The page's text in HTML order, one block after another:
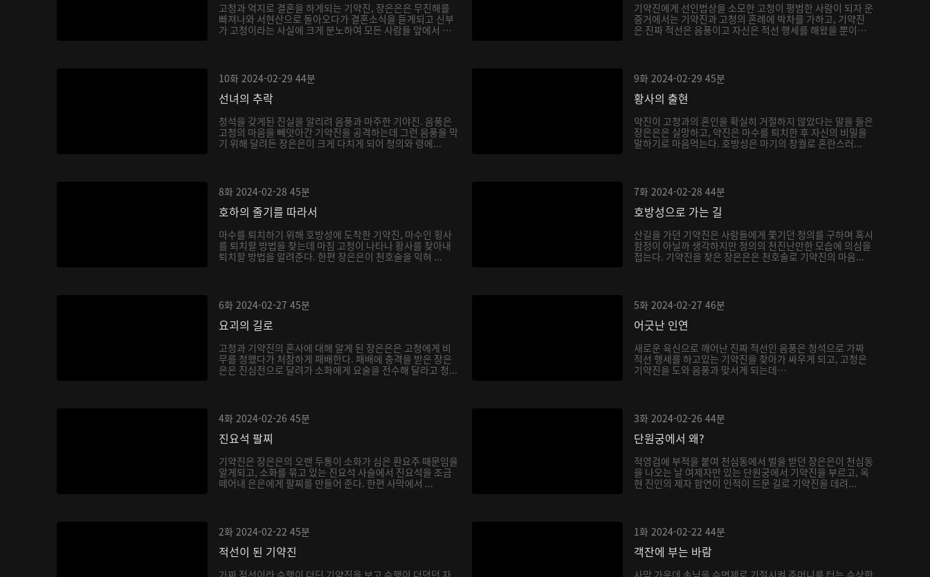
고청과 억지로 결혼을 하게되는 기약진, 장은은은 무진해를
빠져나와 서현산으로 돌아오다가 결혼소식을 듣게되고 신부
가 고청이라는 사실에 크게 분노하여 모든 사람들 앞에서 천
기약진에게 선인법상을 소모한 고청이 평범한 사람이 되자 운
중거에서는 기약진과 고청의 혼례에 박차를 가하고, 기약진
은 진짜 적선은 음풍이고 자신은 적선 행세를 해왔을 뿐이
10화 2024-02-29 44분
선녀의 추락
청석을 갖게된 진실을 알리려 음풍과 마주한 기야진. 음풍은
고청의 마음을 빼앗아간 기약진을 공격하는데 그런 음풍을 막
기 위해 달려든 장은은이 크게 다치게 되어 청의와 령에...
9화 2024-02-29 45분
황사의 출현
약진이 고청과의 혼인을 확실히 거절하지 않았다는 말을 들은
장은은은 실망하고, 약진은 마수를 퇴치한 후 자신의 비밀을
말하기로 마음먹는다. 호방성은 마기의 창궐로 혼란스러...
8화 2024-02-28 45분
호하의 줄기를 따라서
마수를 퇴치하기 위해 호방성에 도착한 기약진, 마수인 횡사
를 퇴치할 방법을 찾는데 마침 고청이 나타나 황사를 찾아내
퇴치할 방법을 알려준다. 한편 장은은이 천호술을 익혀 ...
7화 2024-02-28 44분
호방성으로 가는 길
산길을 가던 기약진은 사람들에게 쫓기던 청의를 구하며 혹시
함정이 아닐까 생각하지만 청의의 천진난만한 모습에 의심을
접는다. 기약진을 찾은 장은은은 천호술로 기약진의 마음...
6화 2024-02-27 45분
요괴의 길로
고청과 기약진의 혼사에 대해 알게 된 장은은은 고청에게 비
무를 청했다가 처참하게 패배한다. 패배에 충격을 받은 장은
은은 진심전으로 달려가 소화에게 요술을 전수해 달라고 청...
5화 2024-02-27 46분
어긋난 인연
새로운 육신으로 깨어난 진짜 적선인 음풍은 청석으로 가짜
적선 행세를 하고있는 기약진을 찾아가 싸우게 되고, 고청은
기약진을 도와 음풍과 맞서게 되는데…
4화 2024-02-26 45분
진요석 팔찌
기약진은 장은은의 오랜 두통이 소화가 심은 환요주 때문임을
알게되고, 소화를 묶고 있는 진요석 사슬에서 진요석을 조금
떼어내 은은에게 팔찌를 만들어 준다. 한편 사막에서 ...
3화 2024-02-26 44분
단원궁에서 왜?
적영검에 부적을 붙여 천심동에서 벌을 받던 장은은이 천심동
을 나오는 날 여제자만 있는 단원궁에서 기약진을 부르고, 옥
현 진인의 제자 함연이 인적이 드문 길로 기약진을 데려...
2화 2024-02-22 45분
적선이 된 기약진
가짜 적선이라 수행이 더딘 기약진을 보고 수행이 더뎠던 자
1화 2024-02-22 44분
객잔에 부는 바람
사막 가운데 손님을 수면제로 기절시켜 주머니를 터는 수상한